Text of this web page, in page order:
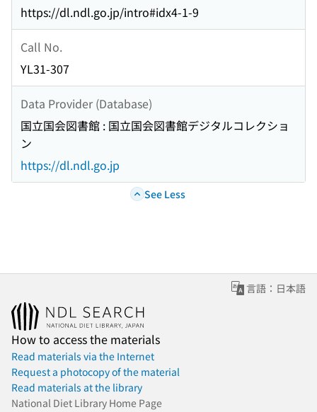
https://dl.ndl.go.jp/intro#idx4-1-9
Call No.
YL31-307
Data Provider (Database)
国立国会図書館 : 国立国会図書館デジタルコレクショ
ン
https://dl.ndl.go.jp
See Less
言語：日本語
How to access the materials
Read materials via the Internet
Request a photocopy of the material
Read materials at the library
National Diet Library Home Page